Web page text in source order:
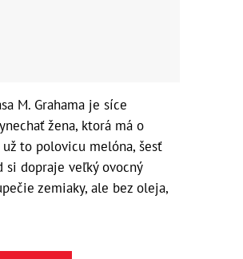
M. Grahama je síce
žena, ktorá má o
to polovicu melóna, šesť
si dopraje veľký ovocný
zemiaky, ale bez oleja,